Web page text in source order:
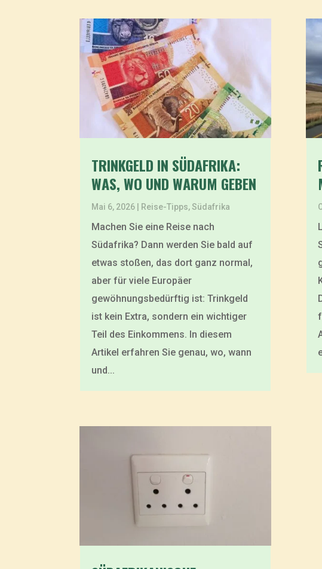
TRINKGELD IN SÜDAFRIKA:
WAS, WO UND WARUM GEBEN
Mai 6, 2026 Reise-Tipps,Südafrika
Machen Sie eine Reise nach
Südafrika? Dann werden Sie bald auf
etwas stoßen, das dort ganz normal,
aber für viele Europäer
gewöhnungsbedürftig ist: Trinkgeld
ist kein Extra, sondern ein wichtiger
Teil des Einkommens. In diesem
Artikel erfahren Sie genau, wo, wann
und...